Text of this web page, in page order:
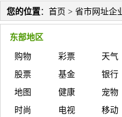
您的位置： 首页 > 省市网址企
东部地区
购物 彩票 天气
股票
基金 银行
地图
健康 宠物
时尚
电视 移动